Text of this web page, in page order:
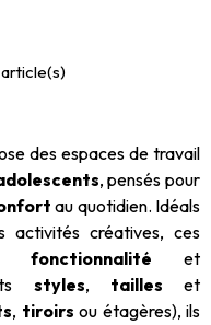
des espaces de travail
, pensés pour
au quotidien. Idéals
activités créatives, ces
fonctionnalité et
styles, tailles et
, tiroirs ou étagères), ils